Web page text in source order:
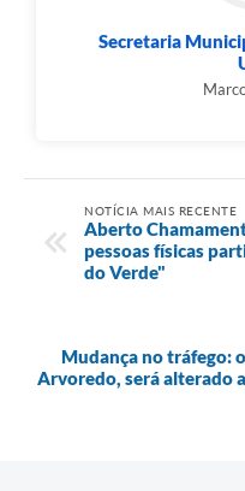
Secretaria
NOTÍCIA MAIS RECENTE
Aberto
pessoas físicas
do Verde"
Mudança no tráfego:
Arvoredo, será alterado